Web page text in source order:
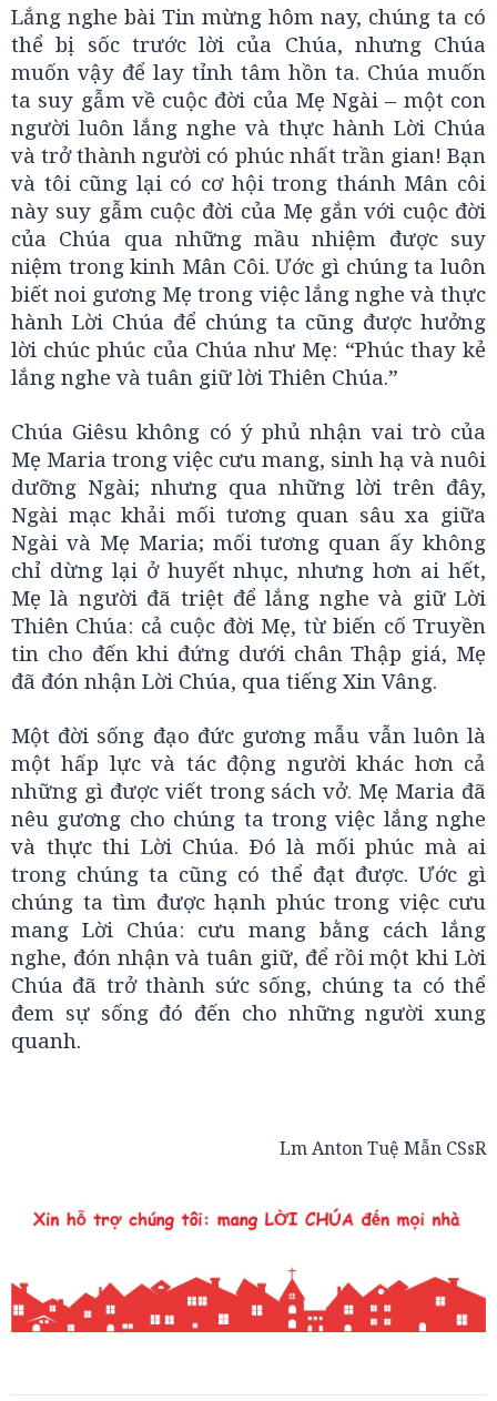
Lắng nghe bài Tin mừng hôm nay, chúng ta có
thể bị sốc trước lời của Chúa, nhưng Chúa
muốn vậy để lay tỉnh tâm hồn ta. Chúa muốn
ta suy gẫm về cuộc đời của Mẹ Ngài – một con
người luôn lắng nghe và thực hành Lời Chúa
và trở thành người có phúc nhất trần gian! Bạn
và tôi cũng lại có cơ hội trong thánh Mân côi
này suy gẫm cuộc đời của Mẹ gắn với cuộc đời
của Chúa qua những mầu nhiệm được suy
niệm trong kinh Mân Côi. Ước gì chúng ta luôn
biết noi gương Mẹ trong việc lắng nghe và thực
hành Lời Chúa để chúng ta cũng được hưởng
lời chúc phúc của Chúa như Mẹ: “Phúc thay kẻ
lắng nghe và tuân giữ lời Thiên Chúa.”
Chúa Giêsu không có ý phủ nhận vai trò của
Mẹ Maria trong việc cưu mang, sinh hạ và nuôi
dưỡng Ngài; nhưng qua những lời trên đây,
Ngài mạc khải mối tương quan sâu xa giữa
Ngài và Mẹ Maria; mối tương quan ấy không
chỉ dừng lại ở huyết nhục, nhưng hơn ai hết,
Mẹ là người đã triệt để lắng nghe và giữ Lời
Thiên Chúa: cả cuộc đời Mẹ, từ biến cố Truyền
tin cho đến khi đứng dưới chân Thập giá, Mẹ
đã đón nhận Lời Chúa, qua tiếng Xin Vâng.
Một đời sống đạo đức gương mẫu vẫn luôn là
một hấp lực và tác động người khác hơn cả
những gì được viết trong sách vở. Mẹ Maria đã
nêu gương cho chúng ta trong việc lắng nghe
và thực thi Lời Chúa. Ðó là mối phúc mà ai
trong chúng ta cũng có thể đạt được. Ước gì
chúng ta tìm được hạnh phúc trong việc cưu
mang Lời Chúa: cưu mang bằng cách lắng
nghe, đón nhận và tuân giữ, để rồi một khi Lời
Chúa đã trở thành sức sống, chúng ta có thể
đem sự sống đó đến cho những người xung
quanh.
Lm Anton Tuệ Mẫn CSsR